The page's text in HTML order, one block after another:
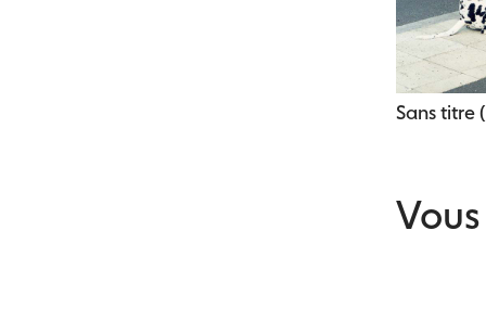
Sans titre